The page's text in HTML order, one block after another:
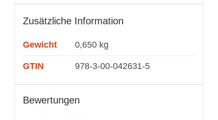
Zusätzliche Information
Gewicht 0,650 kg
GTIN 978-3-00-042631-5
Bewertungen